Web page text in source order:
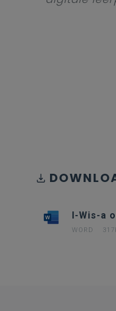
I-Wis-a
WORD